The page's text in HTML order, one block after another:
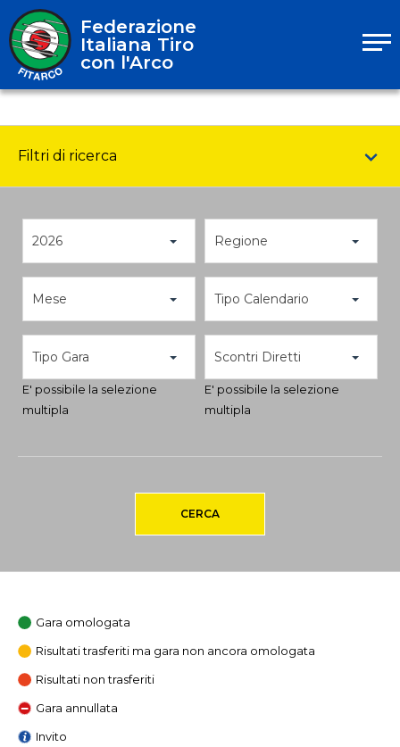
Federazione
Italiana Tiro
con l'Arco
Filtri di ricerca
2026 Regione
Mese Tipo Calendario
Tipo Gara
E' possibile la selezione
multipla
Scontri Diretti
E' possibile la selezione
multipla
CERCA
Gara omologata
Risultati trasferiti ma gara non ancora omologata
Risultati non trasferiti
Gara annullata
Invito